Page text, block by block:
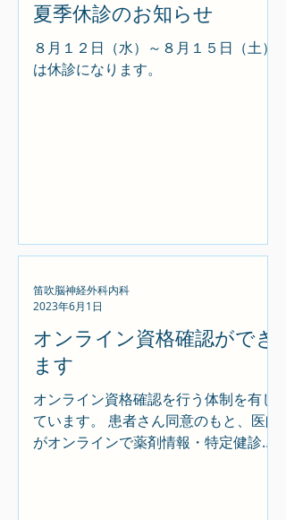
夏季休診のお知らせ
８月１２日（水）～８月１５日（土）
は休診になります。
オンライン資格確認ができ
ます
オンライン資格確認を行う体制を有し
ています。 患者さん同意のもと、医師
がオンラインで薬剤情報・特定健診情
笛吹脳神経外科内科
2023年6月1日